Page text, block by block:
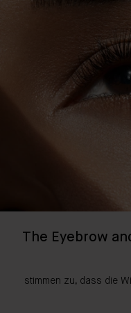
The Eyebrow
stimmen zu, dass die